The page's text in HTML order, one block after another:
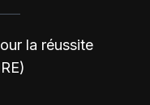
la réussite